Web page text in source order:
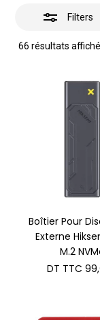
Filters
66 résultats
Boîtier Pour
Externe
M.2
DT TTC